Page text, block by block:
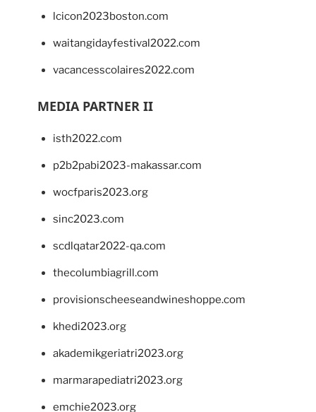
lcicon2023boston.com
waitangidayfestival2022.com
vacancesscolaires2022.com
MEDIA PARTNER II
isth2022.com
p2b2pabi2023-makassar.com
wocfparis2023.org
sinc2023.com
scdlqatar2022-qa.com
thecolumbiagrill.com
provisionscheeseandwineshoppe.com
khedi2023.org
akademikgeriatri2023.org
marmarapediatri2023.org
emchie2023.org